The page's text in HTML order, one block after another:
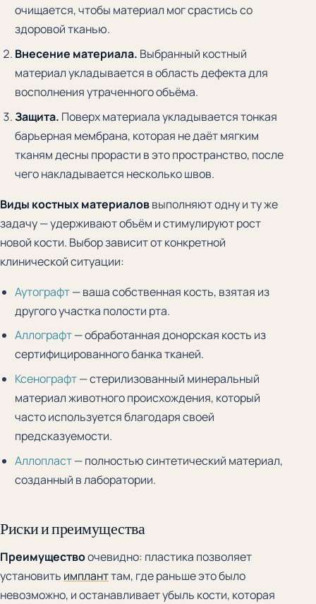
очищается, чтобы материал мог срастись со
здоровой тканью.
Внесение материала. Выбранный костный
материал укладывается в область дефекта для
восполнения утраченного объёма.
Защита. Поверх материала укладывается тонкая
барьерная мембрана, которая не даёт мягким
тканям десны прорасти в это пространство, после
чего накладывается несколько швов.
Виды костных материаловвыполняют одну и ту же
задачу — удерживают объём и стимулируют рост
новой кости. Выбор зависит от конкретной
клинической ситуации:
Аутографт— ваша собственная кость, взятая из
другого участка полости рта.
Аллографт— обработанная донорская кость из
сертифицированного банка тканей.
Ксенографт— стерилизованный минеральный
материал животного происхождения, который
часто используется благодаря своей
предсказуемости.
Аллопласт— полностью синтетический материал,
созданный в лаборатории.
Риски и преимущества
Преимуществоочевидно: пластика позволяет
установить импланттам, где раньше это было
невозможно, и останавливает убыль кости, которая